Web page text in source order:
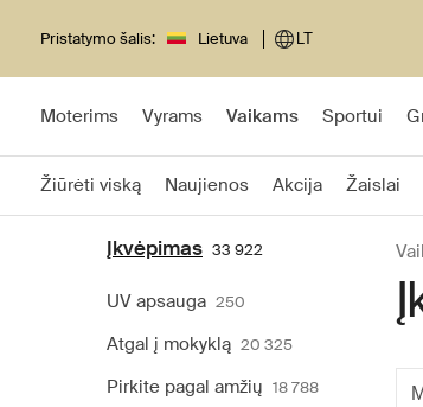
Pristatymo šalis: Lietuva LT
Moterims Vyrams Vaikams Sportui
Žiūrėti viską Naujienos Akcija Žaislai
Įkvėpimas 33 922
UV apsauga 250
Atgal į mokyklą 20 325
Pirkite pagal amžių 18 788